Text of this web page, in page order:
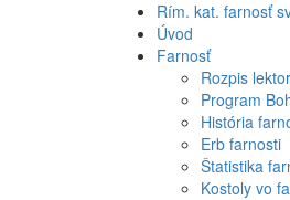
Rím. kat. farnosť
Úvod
Farnosť
Rozpis
Program
História
Erb farnosti
Štatistika
Kostoly vo